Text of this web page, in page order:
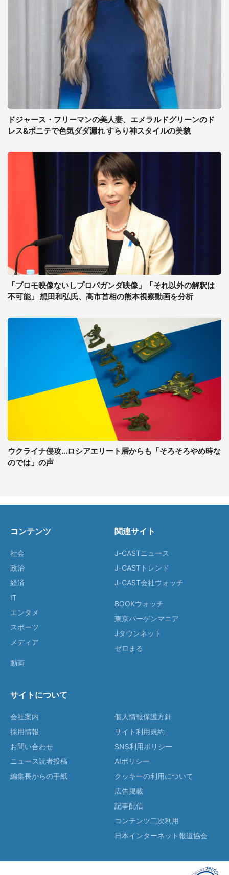
ドジャース・フリーマンの美人妻、エメラルドグリーンのド
レス&ポニテで色気ダダ漏れ すらり神スタイルの美貌
「プロモ映像ないしプロパガンダ映像」「それ以外の解釈は
不可能」 想田和弘氏、高市首相の熊本視察動画を分析
ウクライナ侵攻...ロシアエリート層からも「そろそろやめ時な
のでは」の声
コンテンツ
社会
政治
経済
IT
エンタメ
スポーツ
メディア
動画
関連サイト
J-CASTニュース
J-CASTトレンド
J-CAST会社ウォッチ
BOOKウォッチ
東京バーゲンマニア
Jタウンネット
ゼロまる
サイトについて
会社案内
採用情報
お問い合わせ
ニュース読者投稿
編集長からの手紙
個人情報保護方針
サイト利用規約
SNS利用ポリシー
AIポリシー
クッキーの利用について
広告掲載
記事配信
コンテンツ二次利用
日本インターネット報道協会